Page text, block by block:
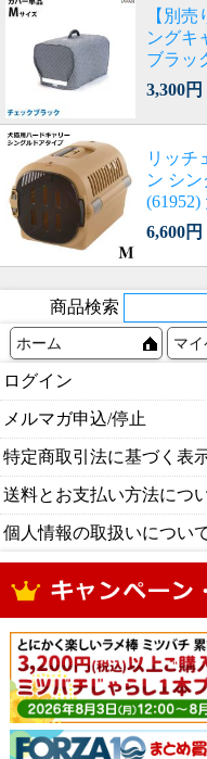
【別
ングキ
ブラッ
3,300円
リッチ
ン シ
6,600円
商品検索
ホーム マ
ログイン
メルマガ申込/停止
特定商取引法に基づく表
送料とお支払い方法につ
個人情報の取扱いについ